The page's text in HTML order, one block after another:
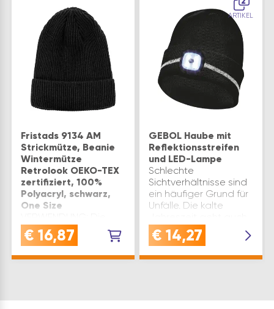
Fristads 9134 AM
Strickmütze, Beanie
Wintermütze
Retrolook OEKO-TEX
zertifiziert, 100%
Polyacryl, schwarz,
One Size
Strickmütze bietet
Schutz und Wärme für
€ 16,87
ARTIKEL
GEBOL Haube mit
Reflektionsstreifen
und LED-Lampe
Schlechte
Sichtverhältnisse sind
ein häufiger Grund für
Unfälle. Die kalte
einher mit kurzen
Tagen, Nebel und
€ 14,27